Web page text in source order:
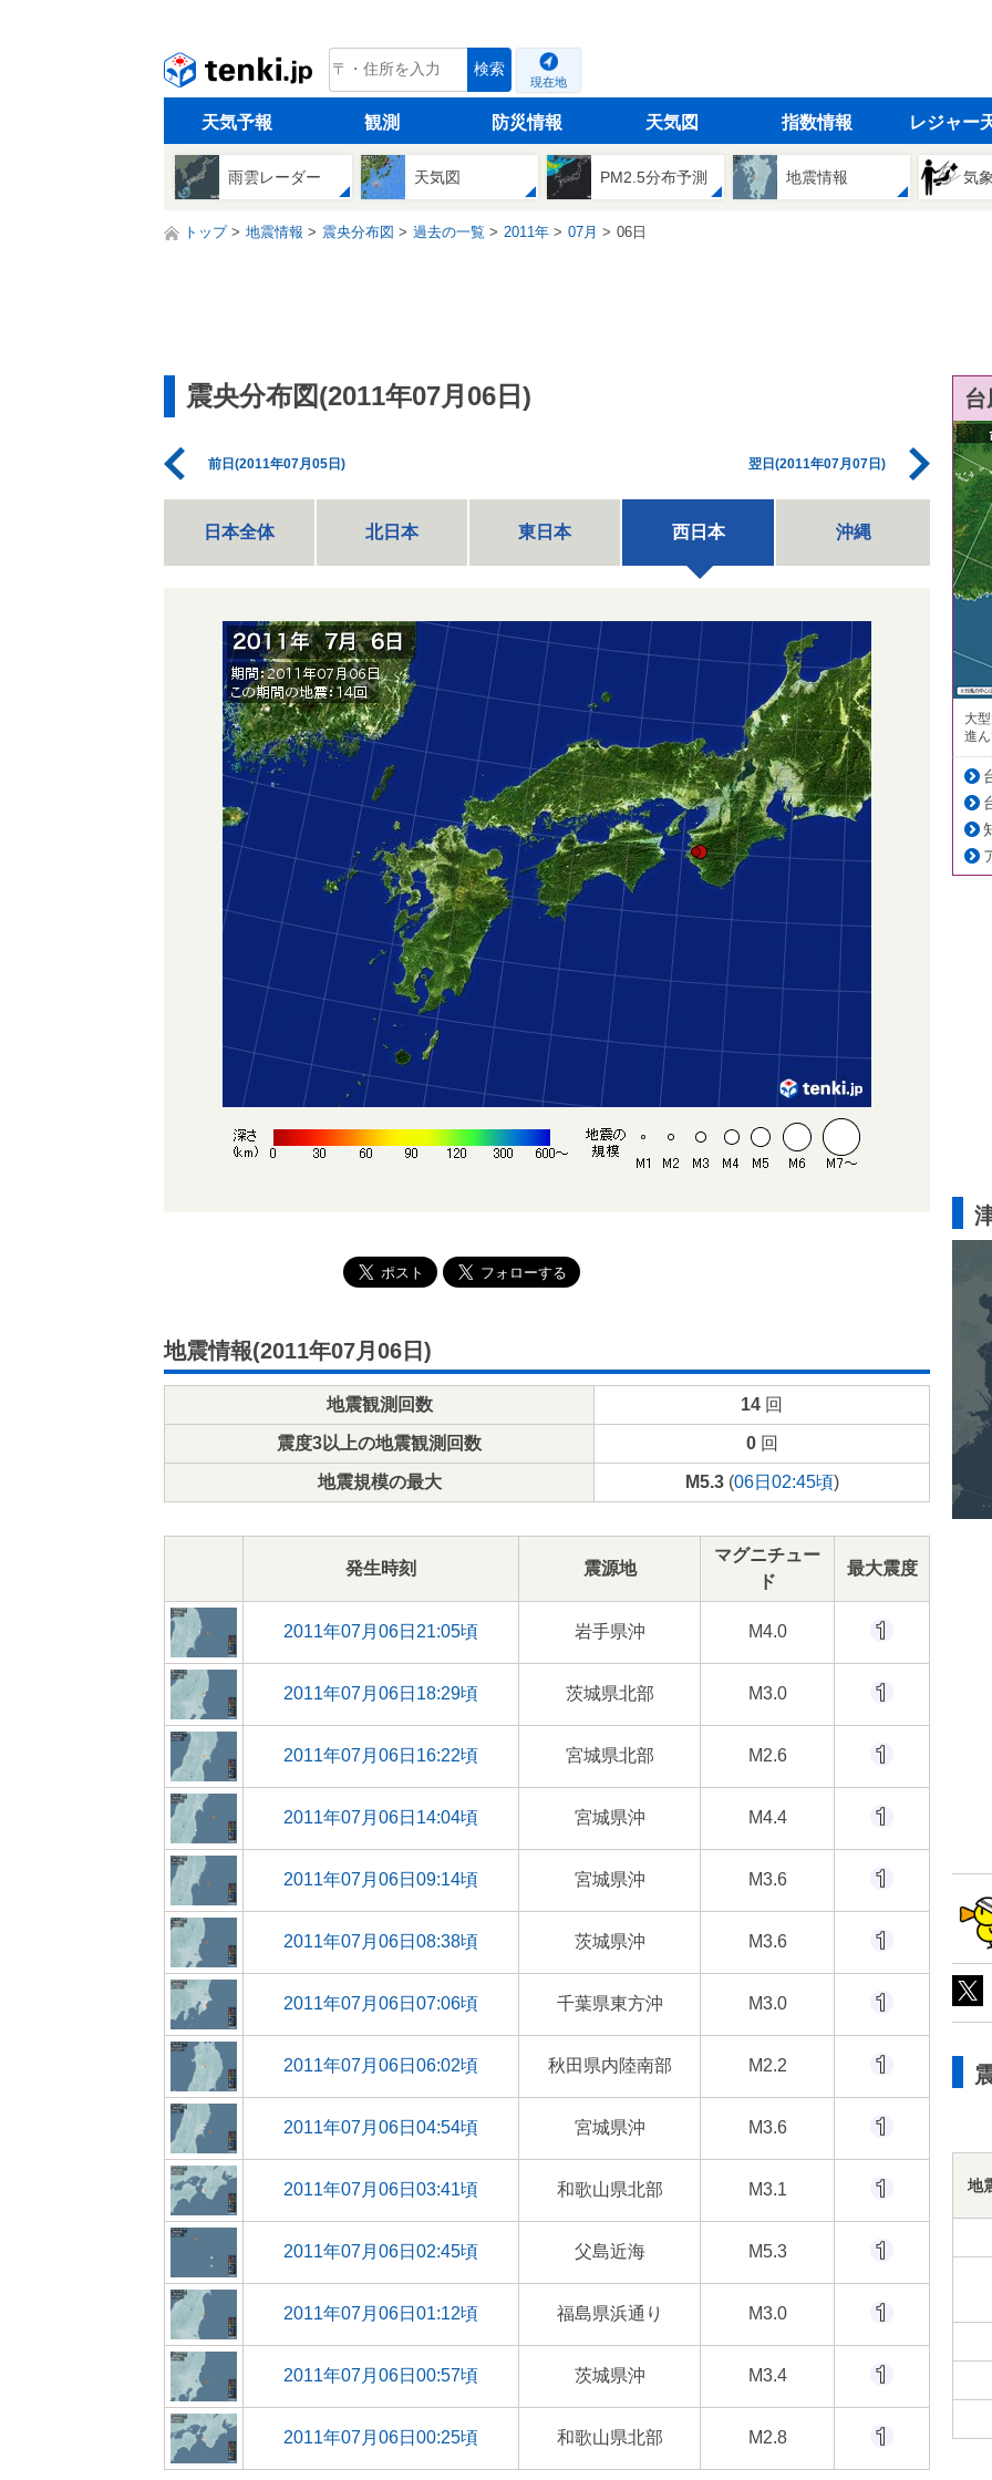
tenki.jp 検索
現在地
天気予報 観測 防災情報 天気図 指数情報 レジャー
雨雲レーダー 天気図 PM2.5分布予測 地震情報 気
トップ 地震情報 震央分布図 過去の一覧 2011年 07月 06日
震央分布図(2011年07月06日)
前日(2011年07月05日) 翌日(2011年07月07日)
日本全体 北日本 東日本 西日本 沖縄
地震情報(2011年07月06日)
地震観測回数 14 回
震度3以上の地震観測回数 0回
地震規模の最大 M5.3(06日02:45頃)
発生時刻 震源地
マグニチュー
ド
最大震度
2011年07月06日21:05頃 岩手県沖 M4.0
2011年07月06日18:29頃 茨城県北部 M3.0
2011年07月06日16:22頃 宮城県北部 M2.6
2011年07月06日14:04頃 宮城県沖 M4.4
2011年07月06日09:14頃 宮城県沖 M3.6
2011年07月06日08:38頃 茨城県沖 M3.6
2011年07月06日07:06頃 千葉県東方沖 M3.0
2011年07月06日06:02頃 秋田県内陸南部 M2.2
2011年07月06日04:54頃 宮城県沖 M3.6
2011年07月06日03:41頃 和歌山県北部 M3.1
2011年07月06日02:45頃 父島近海 M5.3
2011年07月06日01:12頃 福島県浜通り M3.0
2011年07月06日00:57頃 茨城県沖 M3.4
2011年07月06日00:25頃 和歌山県北部 M2.8
大
進
地